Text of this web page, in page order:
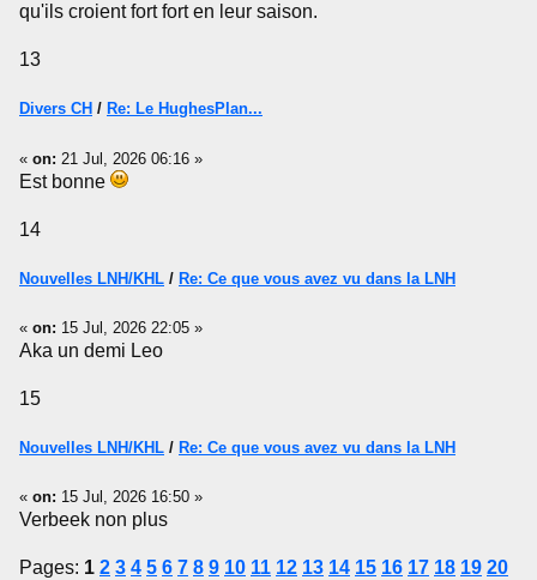
qu'ils croient fort fort en leur saison.
13
Divers CH / Re: Le HughesPlan...
« on: 21 Jul, 2026 06:16 »
Est bonne
14
Nouvelles LNH/KHL / Re: Ce que vous avez vu dans la LNH
« on: 15 Jul, 2026 22:05 »
Aka un demi Leo
15
Nouvelles LNH/KHL / Re: Ce que vous avez vu dans la LNH
« on: 15 Jul, 2026 16:50 »
Verbeek non plus
Pages: 1 2 3 4 5 6 7 8 9 10 11 12 13 14 15 16 17 18 19 20